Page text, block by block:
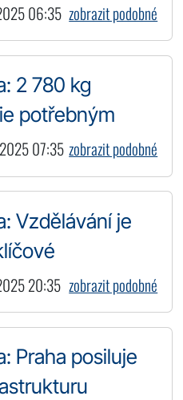
06:35 zobrazit podobné
2 780 kg
potřebným
07:35 zobrazit podobné
Vzdělávání je
20:35 zobrazit podobné
Praha posiluje